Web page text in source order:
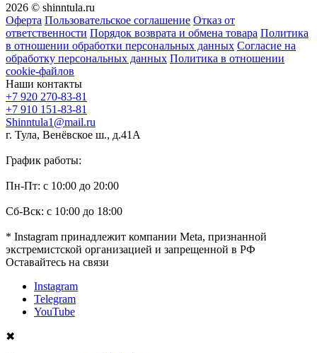
2026 © shinntula.ru
Оферта Пользовательское соглашение Отказ от
ответственности Порядок возврата и обмена товара Политика
в отношении обработки персональных данных Согласие на
обработку персональных данных Политика в отношении
cookie-файлов
Наши контакты
+7 920 270-83-81
+7 910 151-83-81
Shinntula1@mail.ru
г. Тула, Венёвское ш., д.41А
График работы:
Пн-Пт: с 10:00 до 20:00
Сб-Вск: с 10:00 до 18:00
* Instagram принадлежит компании Meta, признанной
экстремистской организацией и запрещенной в РФ
Оставайтесь на связи
Instagram
Telegram
YouTube
✖